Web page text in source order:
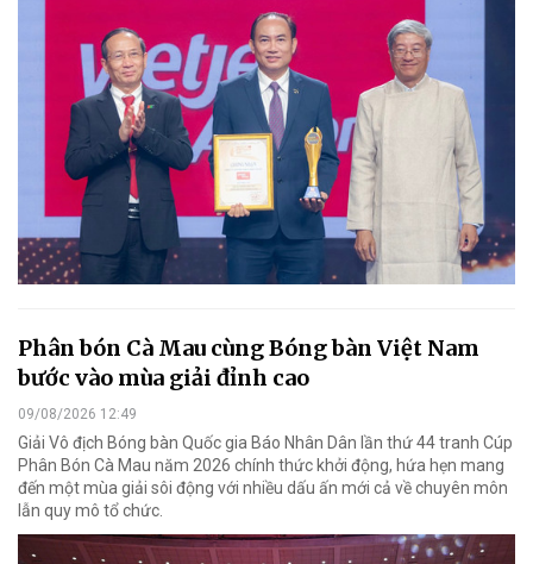
Phân bón Cà Mau cùng Bóng bàn Việt Nam
bước vào mùa giải đỉnh cao
09/08/2026 12:49
Giải Vô địch Bóng bàn Quốc gia Báo Nhân Dân lần thứ 44 tranh Cúp
Phân Bón Cà Mau năm 2026 chính thức khởi động, hứa hẹn mang
đến một mùa giải sôi động với nhiều dấu ấn mới cả về chuyên môn
lẫn quy mô tổ chức.